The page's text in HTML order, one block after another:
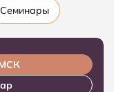
Семинары
МСК